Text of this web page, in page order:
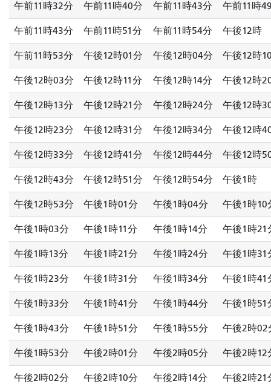
午前11時32分 午前11時40分 午前11時43分 午前11時
午前11時43分 午前11時51分 午前11時54分 午後12時
午前11時53分 午後12時01分 午後12時04分 午後12時
午後12時03分 午後12時11分 午後12時14分 午後12時
午後12時13分 午後12時21分 午後12時24分 午後12時
午後12時23分 午後12時31分 午後12時34分 午後12時
午後12時33分 午後12時41分 午後12時44分 午後12時
午後12時43分 午後12時51分 午後12時54分 午後1時
午後12時53分 午後1時01分 午後1時04分 午後1時10
午後1時03分 午後1時11分 午後1時14分 午後1時21
午後1時13分 午後1時21分 午後1時24分 午後1時31
午後1時23分 午後1時31分 午後1時34分 午後1時41
午後1時33分 午後1時41分 午後1時44分 午後1時51
午後1時43分 午後1時51分 午後1時55分 午後2時02
午後1時53分 午後2時01分 午後2時05分 午後2時12
午後2時02分 午後2時10分 午後2時14分 午後2時21